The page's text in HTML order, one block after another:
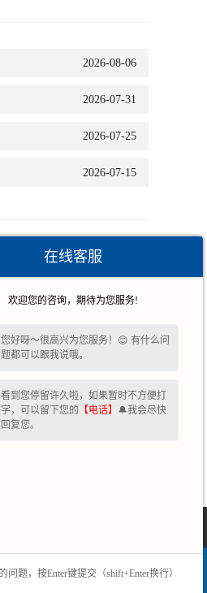
2026-08-06
2026-07-31
2026-07-25
2026-07-15
在线客服
欢迎您的咨询，期待为您服务!
您好呀～很高兴为您服务！😊 有什么问
题都可以跟我说哦。
看到您停留许久啦，如果暂时不方便打
字，可以留下您的 【电话】 🔔我会尽快
回复您。